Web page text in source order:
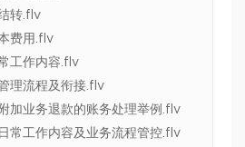
转.flv
费用.flv
工作内容.flv
理流程及衔接.flv
加业务退款的账务处理举例.flv
常工作内容及业务流程管控.flv